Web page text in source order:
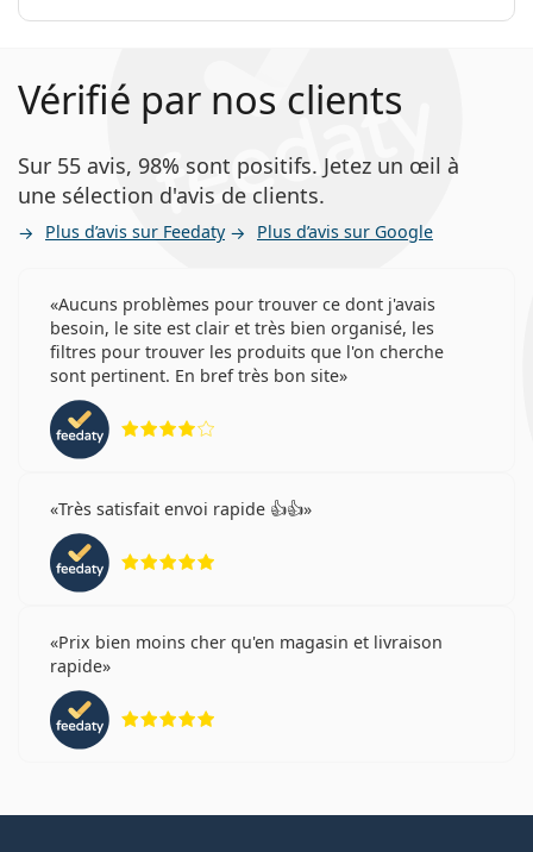
Vérifié par nos clients
Sur 55 avis, 98% sont positifs. Jetez un œil à
une sélection d'avis de clients.
Plus d’avis sur Feedaty Plus d’avis sur Google
Aucuns problèmes pour trouver ce dont j'avais
besoin, le site est clair et très bien organisé, les
filtres pour trouver les produits que l'on cherche
sont pertinent. En bref très bon site
Très satisfait envoi rapide 👍👍
Prix bien moins cher qu'en magasin et livraison
rapide